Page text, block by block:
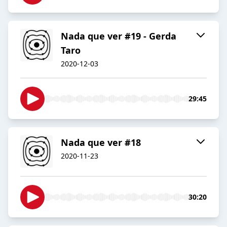
Nada que ver #19 - Gerda
Taro
2020-12-03
29:45
Nada que ver #18
2020-11-23
30:20